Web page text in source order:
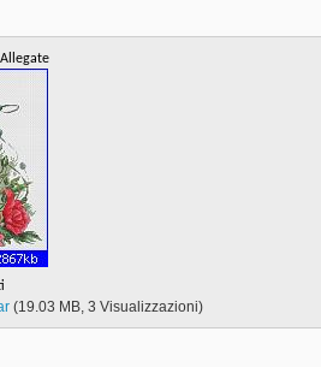
(19.03 MB, 3 Visualizzazioni)